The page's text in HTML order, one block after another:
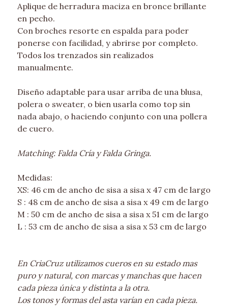
Aplique de herradura maciza en bronce brillante
en pecho.
Con broches resorte en espalda para poder
ponerse con facilidad, y abrirse por completo.
Todos los trenzados sin realizados
manualmente.
Diseño adaptable para usar arriba de una blusa,
polera o sweater, o bien usarla como top sin
nada abajo, o haciendo conjunto con una pollera
de cuero.
Matching: Falda Cría y Falda Gringa.
Medidas:
XS: 46 cm de ancho de sisa a sisa x 47 cm de largo
S : 48 cm de ancho de sisa a sisa x 49 cm de largo
M : 50 cm de ancho de sisa a sisa x 51 cm de largo
L : 53 cm de ancho de sisa a sisa x 53 cm de largo
En CriaCruz utilizamos cueros en su estado mas
puro y natural, con marcas y manchas que hacen
cada pieza única y distinta a la otra.
Los tonos y formas del asta varían en cada pieza.